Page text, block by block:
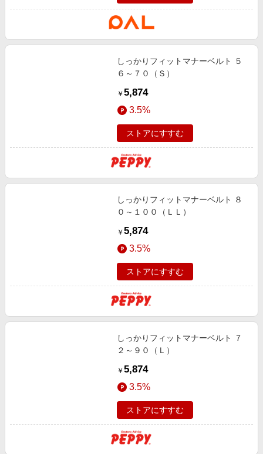
しっかりフィットマナーベルト ５
６～７０（Ｓ）
￥ 5,874
3.5%
ストアにすすむ
しっかりフィットマナーベルト ８
０～１００（ＬＬ）
￥ 5,874
3.5%
ストアにすすむ
しっかりフィットマナーベルト ７
２～９０（Ｌ）
￥ 5,874
3.5%
ストアにすすむ